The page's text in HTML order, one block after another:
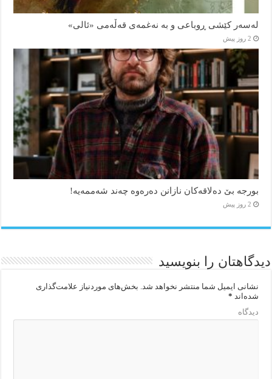
لەسەر کێشی ڕوباعی و به نەغمەی قەڵەمی «ئالی»
2 روز پیش
بورجە بێ دەلاقەکان نازانن دەرەوە چەند شەممەیە!
2 روز پیش
دیدگاهتان را بنویسید
نشانی ایمیل شما منتشر نخواهد شد. بخش‌های موردنیاز علامت‌گذاری
شده‌اند *
دیدگاه